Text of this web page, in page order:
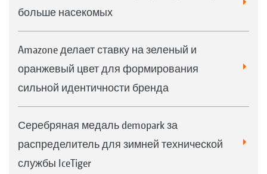
больше насекомых
Amazone делает ставку на зеленый и
оранжевый цвет для формирования
сильной идентичности бренда
Серебряная медаль demopark за
распределитель для зимней технической
службы IceTiger